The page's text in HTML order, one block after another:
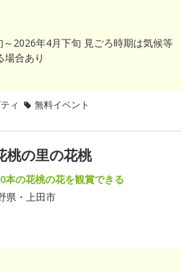
～2026年4月下旬 見ごろ時期は気候等
場合あり
ィ 無料イベント
桃の里の花桃
本の花桃の花を観賞できる
県・上田市